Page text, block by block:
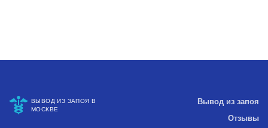
ВЫВОД ИЗ ЗАПОЯ В
МОСКВЕ
Вывод из запоя
Отзывы